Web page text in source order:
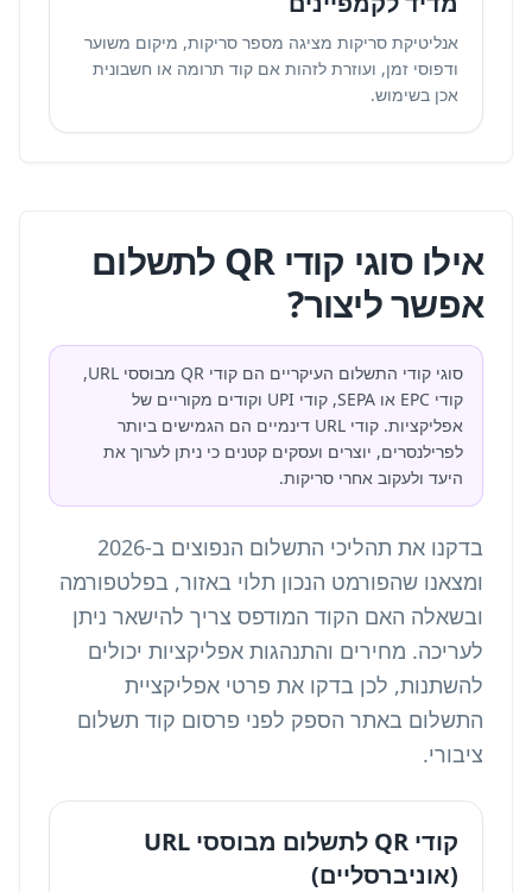
אנליטיקת סריקות מציגה מספר סריקות, מיקום משוער
ודפוסי זמן, ועוזרת לזהות אם קוד תרומה או חשבונית
אכן בשימוש.
אילו סוגי קודי QR לתשלום
אפשר ליצור?
סוגי קודי התשלום העיקריים הם קודי QR מבוססי URL,
קודי EPC או SEPA, קודי UPI וקודים מקוריים של
אפליקציות. קודי URL דינמיים הם הגמישים ביותר
לפרילנסרים, יוצרים ועסקים קטנים כי ניתן לערוך את
היעד ולעקוב אחרי סריקות.
בדקנו את תהליכי התשלום הנפוצים ב-2026
ומצאנו שהפורמט הנכון תלוי באזור, בפלטפורמה
ובשאלה האם הקוד המודפס צריך להישאר ניתן
לעריכה. מחירים והתנהגות אפליקציות יכולים
להשתנות, לכן בדקו את פרטי אפליקציית
התשלום באתר הספק לפני פרסום קוד תשלום
ציבורי.
קודי QR לתשלום מבוססי URL
(אוניברסליים)